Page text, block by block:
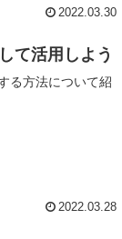
2022.03.30
て活用しよう
る方法について紹
2022.03.28